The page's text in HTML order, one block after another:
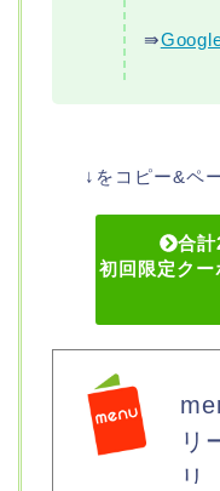
⇛
↓をコピー&ペ
合
初回限定ク
リ
リ